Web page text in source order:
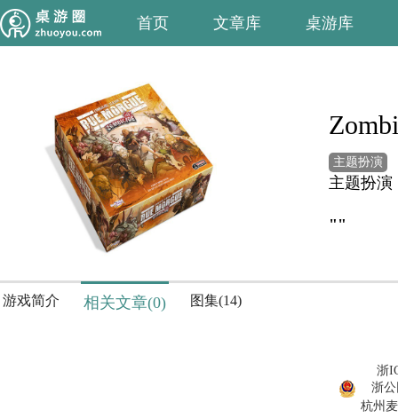
首页 文章库 桌游库
主题扮演
主题扮演
""
游戏简介 相关文章(0) 图集(14)
浙
浙公
杭州